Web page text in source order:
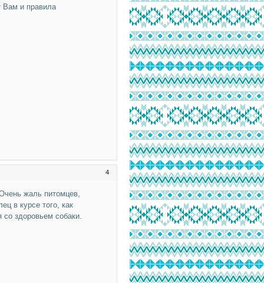
Вам и правила
4
жаль питомцев,
в курсе того, как
здоровьем собаки.